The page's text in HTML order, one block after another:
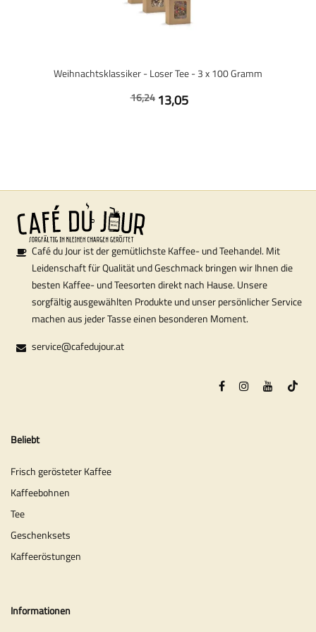
Weihnachtsklassiker - Loser Tee - 3 x 100 Gramm
13,05
16,24
Café du Jour ist der gemütlichste Kaffee- und Teehandel. Mit
Leidenschaft für Qualität und Geschmack bringen wir Ihnen die
besten Kaffee- und Teesorten direkt nach Hause. Unsere
sorgfältig ausgewählten Produkte und unser persönlicher Service
machen aus jeder Tasse einen besonderen Moment.
service@cafedujour.at
Beliebt
Frisch gerösteter Kaffee
Kaffeebohnen
Tee
Geschenksets
Kaffeeröstungen
Informationen